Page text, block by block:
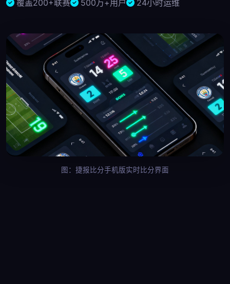
覆盖200+联赛 500万+用户 24小时运维
图：捷报比分手机版实时比分界面